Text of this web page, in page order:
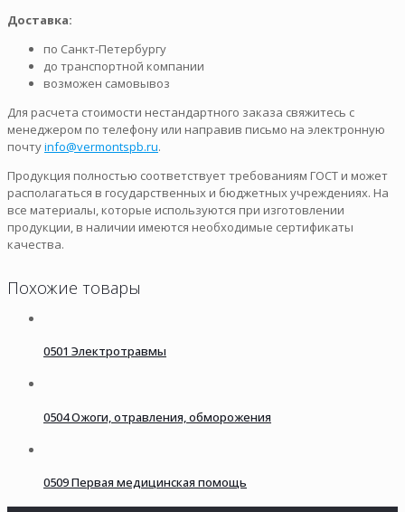
Доставка:
по Санкт-Петербургу
до транспортной компании
возможен самовывоз
Для расчета стоимости нестандартного заказа свяжитесь с
менеджером по телефону или направив письмо на электронную
почтуinfo@vermontspb.ru.
Продукция полностью соответствует требованиям ГОСТ и может
располагаться в государственных и бюджетных учреждениях. На
все материалы, которые используются при изготовлении
продукции, в наличии имеются необходимые сертификаты
качества.
Похожие товары
0501 Электротравмы
0504 Ожоги, отравления, обморожения
0509 Первая медицинская помощь